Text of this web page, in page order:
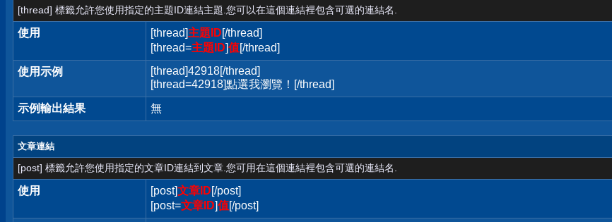
[thread] 標籤允許您使用指定的主題ID連結主題.您可以在這個連結裡包含可選的連結名.
使用 [thread]主題ID[/thread]
[thread=主題ID]值[/thread]
使用示例
[thread]42918[/thread]
[thread=42918]點選我瀏覽！[/thread]
示例輸出結果
無
文章連結
[post] 標籤允許您使用指定的文章ID連結到文章.您可用在這個連結裡包含可選的連結名.
使用 [post]文章ID[/post]
[post=文章ID]值[/post]